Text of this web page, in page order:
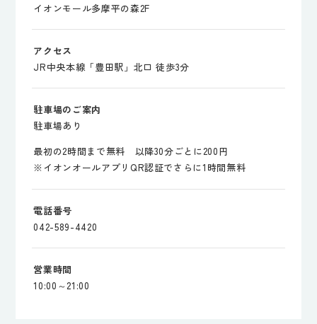
イオンモール多摩平の森2F
アクセス
JR中央本線「豊田駅」北口 徒歩3分
駐車場のご案内
駐車場あり
最初の2時間まで無料 以降30分ごとに200円
※イオンオールアプリQR認証でさらに1時間無料
電話番号
042-589-4420
営業時間
10:00～21:00